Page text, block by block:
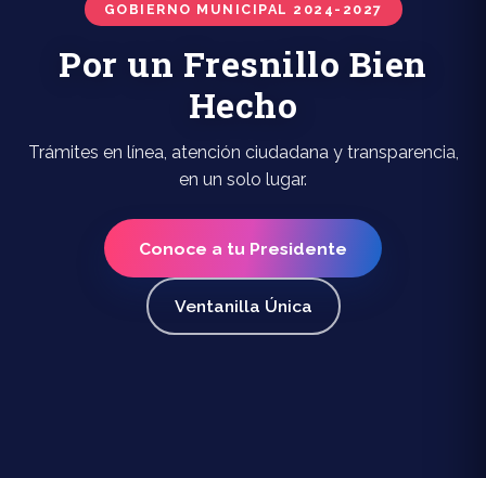
GOBIERNO MUNICIPAL 2024-2027
Por un Fresnillo Bien
Hecho
Trámites en línea, atención ciudadana y transparencia,
en un solo lugar.
Conoce a tu Presidente
Ventanilla Única